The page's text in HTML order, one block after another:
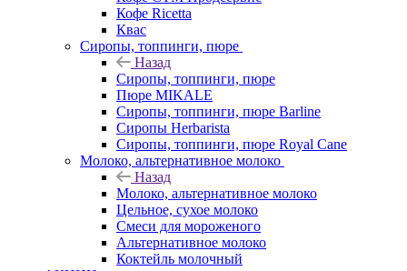
Кофе Ricetta
Квас
Сиропы, топпинги, пюре
Назад
Сиропы, топпинги, пюре
Пюре MIKALE
Сиропы, топпинги, пюре Barline
Сиропы Herbarista
Сиропы, топпинги, пюре Royal Cane
Молоко, альтернативное молоко
Назад
Молоко, альтернативное молоко
Цельное, сухое молоко
Смеси для мороженого
Альтернативное молоко
Коктейль молочный